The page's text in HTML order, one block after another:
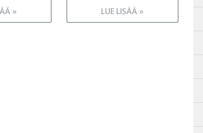
» LUE LISÄÄ »